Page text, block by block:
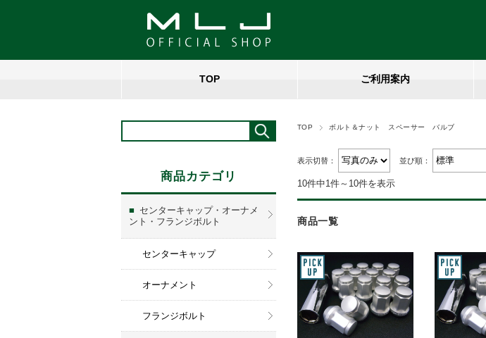
TOP ご利用案内
TOP ボルト＆ナット スペーサー バルブ
表示切替： 並び順：
10件中1件～10件を表示
商品一覧
商品カテゴリ
センターキャップ・オーナメ
ント・フランジボルト
センターキャップ
オーナメント
フランジボルト